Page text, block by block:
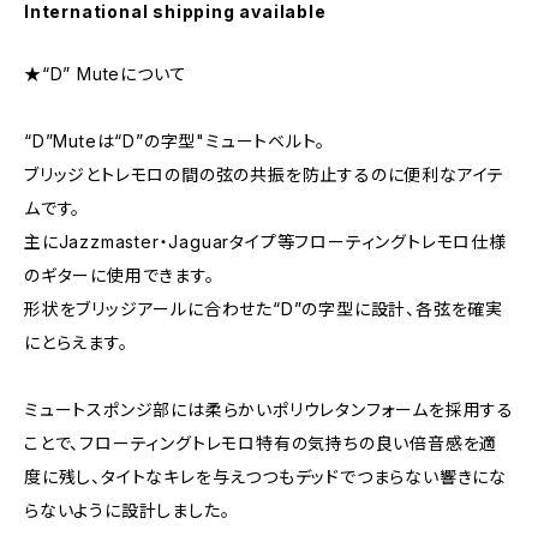
International shipping available
★“D” Muteについて
“D”Muteは“D”の字型"ミュートベルト。
ブリッジとトレモロの間の弦の共振を防止するのに便利なアイテ
ムです。
主にJazzmaster・Jaguarタイプ等フローティングトレモロ仕様
のギターに使用できます。
形状をブリッジアールに合わせた“D”の字型に設計、各弦を確実
にとらえます。
ミュートスポンジ部には柔らかいポリウレタンフォームを採用する
ことで、フローティングトレモロ特有の気持ちの良い倍音感を適
度に残し、タイトなキレを与えつつもデッドでつまらない響きにな
らないように設計しました。